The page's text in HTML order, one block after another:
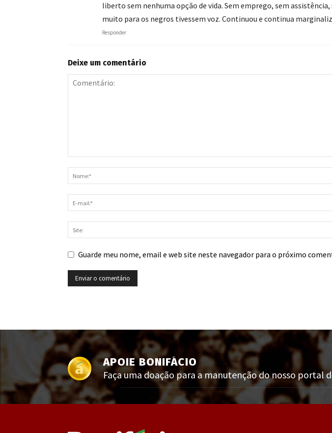
liberto sem nenhuma opção de vida. Sem emprego, sem assistência,
muito para os negros tivessem voz. Continuou e continua
Responder
Deixe um comentário
Guarde meu nome, email e web site neste navegador para o próximo
APOIE BONIFÁCIO
Faça uma doação para a manutenção do nosso portal